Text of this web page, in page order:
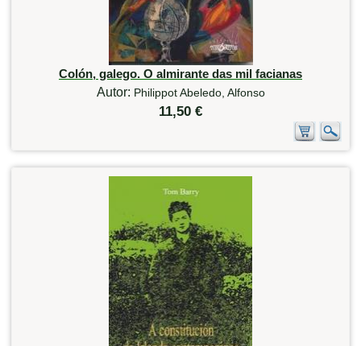
Colón, galego. O almirante das mil facianas
Autor: Philippot Abeledo, Alfonso
11,50 €